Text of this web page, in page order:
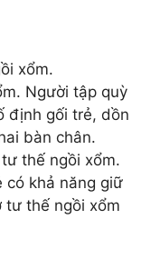
xổm.
Người tập quỳ
định gối trẻ, dồn
bàn chân.
thế ngồi xổm.
có khả năng giữ
tư thế ngồi xổm